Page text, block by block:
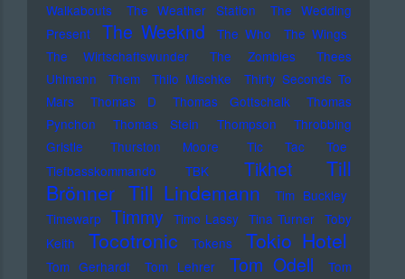
Walkabouts
The Weather Station
The Wedding
Present
The Weeknd The Who
The Wings
The Wirtschaftswunder
The Zombies
Thees
Uhlmann
Them Thilo Mischke
Thirty Seconds To
Mars
Thomas D Thomas Gottschalk
Thomas
Pynchon
Thomas Stein Thompson
Throbbing
Gristle
Thurston Moore
Tic Tac Toe
Tiefbasskommando TBK
Tikhet
Till
Brönner Till Lindemann
Tim Buckley
Timewarp Timmy Timo Lassy Tina Turner Toby
Keith
Tocotronic Tokens Tokio Hotel
Tom Gerhardt Tom Lehrer Tom Odell
Tom